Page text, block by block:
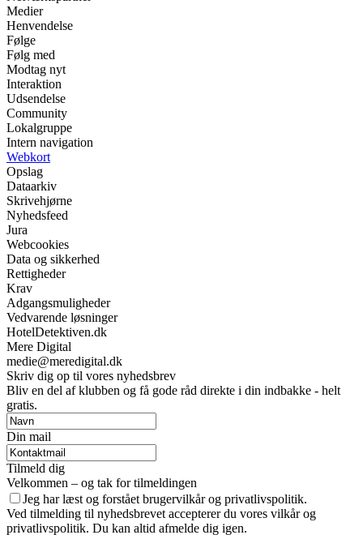
Medier
Henvendelse
Følge
Følg med
Modtag nyt
Interaktion
Udsendelse
Community
Lokalgruppe
Intern navigation
Webkort
Opslag
Dataarkiv
Skrivehjørne
Nyhedsfeed
Jura
Webcookies
Data og sikkerhed
Rettigheder
Krav
Adgangsmuligheder
Vedvarende løsninger
HotelDetektiven.dk
Mere Digital
medie@meredigital.dk
Skriv dig op til vores nyhedsbrev
Bliv en del af klubben og få gode råd direkte i din indbakke - helt
gratis.
Din mail
Tilmeld dig
Velkommen – og tak for tilmeldingen
Jeg har læst og forstået brugervilkår og privatlivspolitik.
Ved tilmelding til nyhedsbrevet accepterer du vores vilkår og
privatlivspolitik. Du kan altid afmelde dig igen.